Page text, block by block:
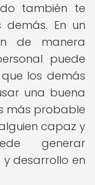
también te
En un
de manera
puede
los demás
una buena
más probable
capaz y
generar
desarrollo en